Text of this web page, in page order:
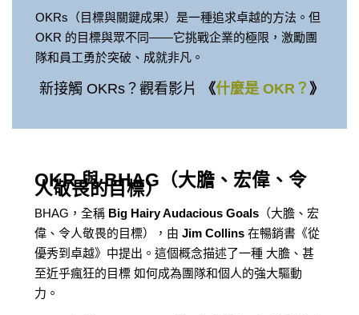
OKRs（目標與關鍵成果）是一種追求卓越的方法。但
OKR 的目標與眾不同——它挑戰企業的極限，激勵團
隊和員工勇於突破、成就非凡。
新接觸 OKRs？觀看影片 《什麼是 OKR？ 》
OKR 與 BHAG（大膽、宏偉、令
人敬畏的目標）
BHAG，全稱 Big Hairy Audacious Goals（大膽、宏
偉、令人敬畏的目標），由 Jim Collins在暢銷書《從
優秀到卓越》中提出。這個概念描述了一種 大膽、甚
至近乎瘋狂的目標 如何成為團隊和個人的強大驅動
力。